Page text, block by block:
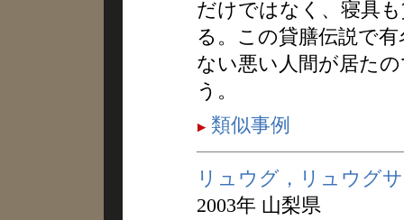
だけではなく、寝具
る。この貸膳伝説で
ない悪い人間が居た
う。
類似事例
リュウグ，リュウグ
2003年 山梨県